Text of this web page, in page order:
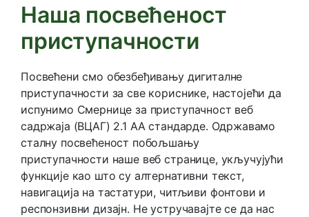
Наша посвећеност
приступачности
Посвећени смо обезбеђивању дигиталне
приступачности за све кориснике, настојећи да
испунимо Смернице за приступачност веб
садржаја (ВЦАГ) 2.1 АА стандарде. Одржавамо
сталну посвећеност побољшању
приступачности наше веб странице, укључујући
функције као што су алтернативни текст,
навигација на тастатури, читљиви фонтови и
респонзивни дизајн. Не устручавајте се да нас